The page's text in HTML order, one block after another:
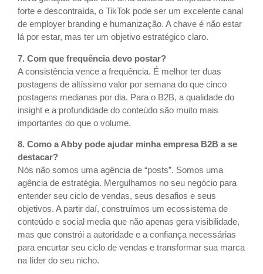
forte e descontraída, o TikTok pode ser um excelente canal
de employer branding e humanização. A chave é não estar
lá por estar, mas ter um objetivo estratégico claro.
7. Com que frequência devo postar?
A consistência vence a frequência. É melhor ter duas
postagens de altíssimo valor por semana do que cinco
postagens medianas por dia. Para o B2B, a qualidade do
insight e a profundidade do conteúdo são muito mais
importantes do que o volume.
8. Como a Abby pode ajudar minha empresa B2B a se
destacar?
Nós não somos uma agência de “posts”. Somos uma
agência de estratégia. Mergulhamos no seu negócio para
entender seu ciclo de vendas, seus desafios e seus
objetivos. A partir daí, construímos um ecossistema de
conteúdo e social media que não apenas gera visibilidade,
mas que constrói a autoridade e a confiança necessárias
para encurtar seu ciclo de vendas e transformar sua marca
na líder do seu nicho.